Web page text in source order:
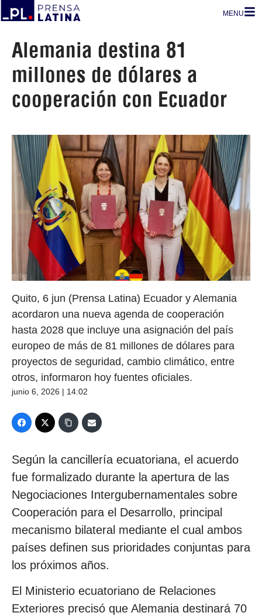
MENU
Alemania destina 81
millones de dólares a
cooperación con Ecuador
Quito, 6 jun (Prensa Latina) Ecuador y Alemania
acordaron una nueva agenda de cooperación
hasta 2028 que incluye una asignación del país
europeo de más de 81 millones de dólares para
proyectos de seguridad, cambio climático, entre
otros, informaron hoy fuentes oficiales.
junio 6, 2026 | 14:02
Según la cancillería ecuatoriana, el acuerdo
fue formalizado durante la apertura de las
Negociaciones Intergubernamentales sobre
Cooperación para el Desarrollo, principal
mecanismo bilateral mediante el cual ambos
países definen sus prioridades conjuntas para
los próximos años.
El Ministerio ecuatoriano de Relaciones
Exteriores precisó que Alemania destinará 70